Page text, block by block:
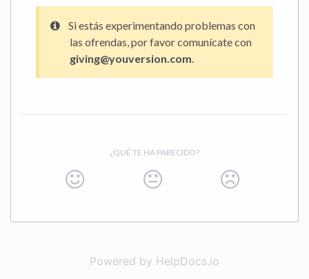
Si estás experimentando problemas con
las ofrendas, por favor comunícate con
giving@youversion.com.
¿QUÉ TE HA PARECIDO?
Powered by HelpDocs.io